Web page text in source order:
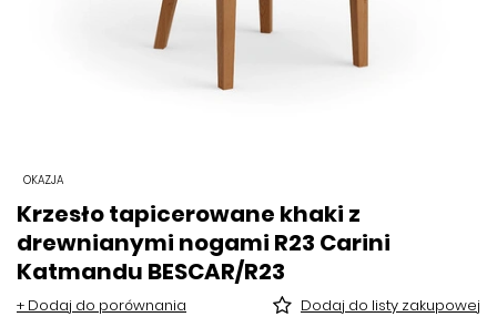
OKAZJA
Krzesło tapicerowane khaki z
drewnianymi nogami R23 Carini
Katmandu BESCAR/R23
+ Dodaj do porównania Dodaj do listy zakupowej